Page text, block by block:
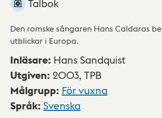
Talbok
Den romske sångaren Hans Caldaras
utblickar i Europa.
Inläsare: Hans Sandquist
Utgiven: 2003, TPB
Målgrupp: För vuxna
Språk: Svenska